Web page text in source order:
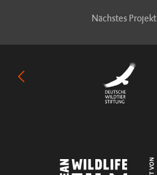
Nächstes Projekt